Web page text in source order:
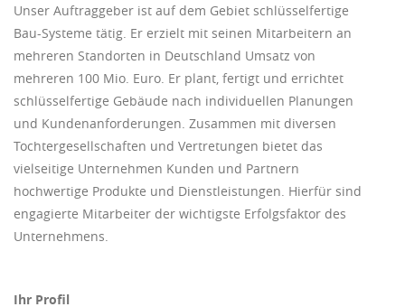
Unser Auftraggeber ist auf dem Gebiet schlüsselfertige
Bau-Systeme tätig. Er erzielt mit seinen Mitarbeitern an
mehreren Standorten in Deutschland Umsatz von
mehreren 100 Mio. Euro. Er plant, fertigt und errichtet
schlüsselfertige Gebäude nach individuellen Planungen
und Kundenanforderungen. Zusammen mit diversen
Tochtergesellschaften und Vertretungen bietet das
vielseitige Unternehmen Kunden und Partnern
hochwertige Produkte und Dienstleistungen. Hierfür sind
engagierte Mitarbeiter der wichtigste Erfolgsfaktor des
Unternehmens.
Ihr Profil